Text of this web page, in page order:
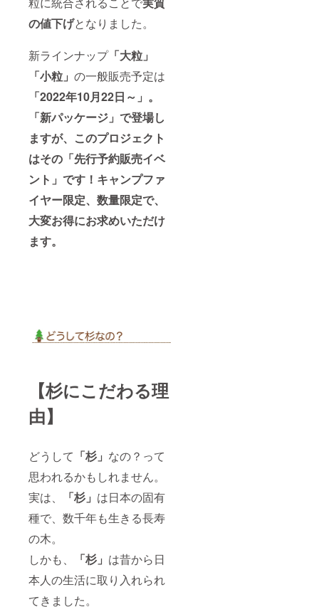
の値下げとなりました。
新ラインナップ「大粒」
「小粒」 の一般販売予定は
「2022年10月22日～」。
「新パッケージ」 で登場し
ますが、このプロジェクト
はその「先行予約販売イベ
ント」です！ キャンプファ
イヤー限定、数量限定で、
大変お得にお求めいただけ
ます。
【杉にこだわる理
由】
どうして 「杉」 なの？って
思われるかもしれません。
実は、
「杉」 は日本の固有
種で、数千年も生きる長寿
の木。
しかも、
「杉」 は昔から日
本人の生活に取り入れられ
てきました。